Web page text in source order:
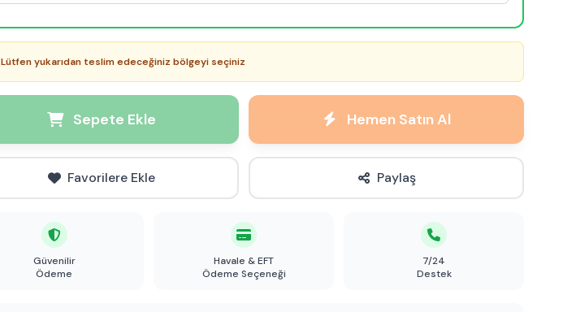
Lütfen yukarıdan teslim edeceğiniz bölgeyi seçiniz
Sepete Ekle Hemen Satın Al
Favorilere Ekle Paylaş
Güvenilir
Ödeme
Havale & EFT
Ödeme Seçeneği
7/24
Destek